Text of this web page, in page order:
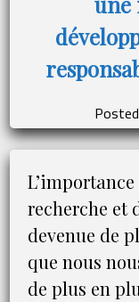
recherche et
devenue de
que nous
de plus en